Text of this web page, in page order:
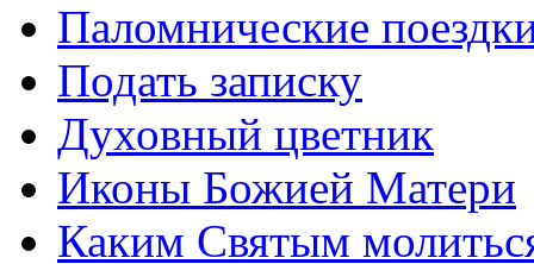
Паломнические
Подать записку
Духовный цветник
Иконы Божией Матери
Каким Святым